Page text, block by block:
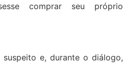
comprar seu próprio
e, durante o diálogo,